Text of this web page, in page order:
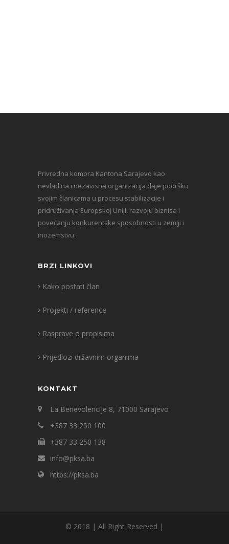
Privredna komora Kantona Sarajevo kao
nevladina i nezavisna organizacija daje podršku
svojim članicama u procesu stabilizacije i
pridruživanja Europskoj Uniji, razvoju biznisa i
povećanju konkurentske sposobnosti u zemlji i
inozemstvu.
BRZI LINKOVI
Kako postati član
Projekti / reference
Rasprave o propisima
Prijedlozi državnim organima
KONTAKT
La Benevolencije 8, 71000 Sarajevo
+387 33 250 100
+387 33 250 138
info@pksa.ba
https://pksa.ba
© 2018 | All Right Reserved |